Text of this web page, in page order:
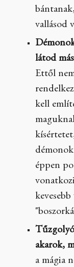
vallásod
látod
Ettől
kell
éppen
akarok,
a mágia